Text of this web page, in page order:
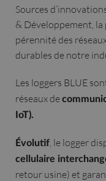
Sources
& Développement,
pérennité des
durables de notre
Les loggers BLUE
réseaux de
IoT).
Évolutif, le logger
cellulaire
retour usine) et